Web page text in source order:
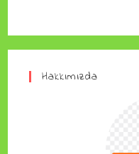
Hakkımızda